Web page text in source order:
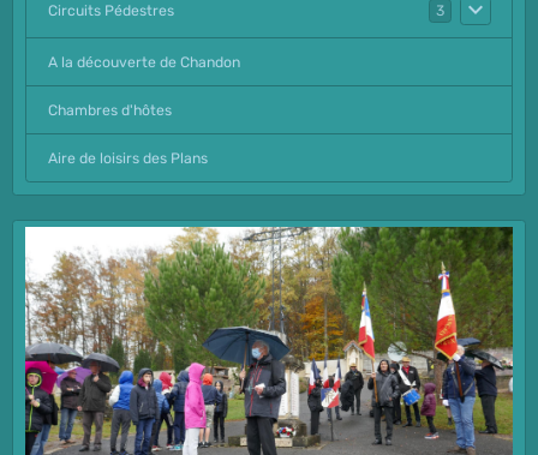
Circuits Pédestres 3
A la découverte de Chandon
Chambres d'hôtes
Aire de loisirs des Plans